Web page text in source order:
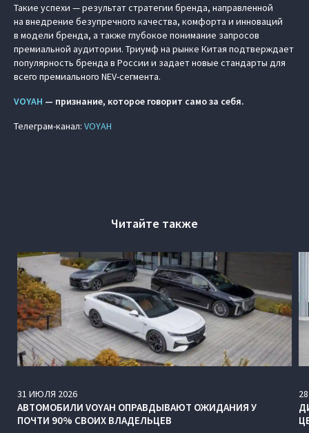
Такие успехи — результат стратегии бренда, направленной
на внедрение безупречного качества, комфорта и инноваций
в модели бренда, а также глубокое понимание запросов
премиальной аудитории. Триумф на рынке Китая подтверждает
популярность бренда в России и задает новые стандарты для
всего премиального NEV-сегмента.
VOYAH — признание, которое говорит само за себя.
Телеграм-канал: VOYAH
Читайте также
31 ИЮЛЯ 2026
АВТОМОБИЛИ VOYAH ОПРАВДЫВАЮТ ОЖИДАНИЯ У
ПОЧТИ 90% СВОИХ ВЛАДЕЛЬЦЕВ
28